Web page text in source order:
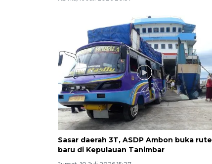
Sasar daerah 3T, ASDP Ambon buka rute
baru di Kepulauan Tanimbar